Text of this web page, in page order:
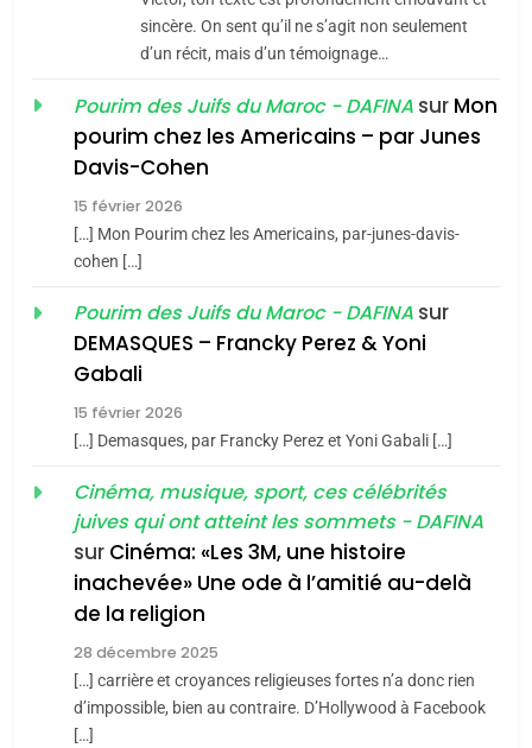
Jacques Hadida
JUDAISME
Maroc : Les amandes de
Tafraout, le miel de Tadla
du terroir
Oeil ravageur – Vanessa
De Loya Stauber
«Tu dis génocide, je dis
guerre»: La nouvelle
chanson de Boy George
ISRAÉL JUDAISME
sincère. On sent qu’il ne s’agit non seulement
d’un récit, mais d’un témoignage…
Pourim des Juifs du Maroc - DAFINA sur Mon
pourim chez les Americains – par Junes
Davis-Cohen
15 février 2026
[…] Mon Pourim chez les Americains, par-junes-davis-
cohen […]
Pourim des Juifs du Maroc - DAFINA sur
DEMASQUES – Francky Perez & Yoni
Gabali
15 février 2026
[…] Demasques, par Francky Perez et Yoni Gabali […]
Cinéma, musique, sport, ces célébrités
juives qui ont atteint les sommets - DAFINA
sur Cinéma: «Les 3M, une histoire
inachevée» Une ode à l’amitié au-delà
de la religion
28 décembre 2025
[…] carrière et croyances religieuses fortes n’a donc rien
d’impossible, bien au contraire. D’Hollywood à Facebook
[…]
meurtrière selon le rapport
l’antisémitisme
FIÈRE, DIGNE ET RÉSILIENTE :
POURQUOI JE REVENDIQUE
MA JUDAÏTE par Thérèse
Zrihen-Dvir
ISRAÉL
CE QUI NOUS MANQUE –